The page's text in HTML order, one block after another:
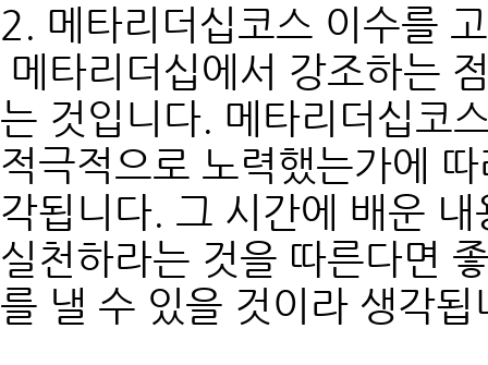
2. 메타리더십코스 이수를
메타리더십에서 강조하는
는 것입니다. 메타리더십코
적극적으로 노력했는가에
각됩니다. 그 시간에 배운
실천하라는 것을 따른다면
를 낼 수 있을 것이라 생각